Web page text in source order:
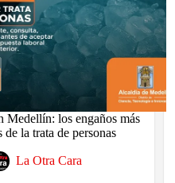
Medellín: los engaños más
de la trata de personas
La Otra Cara